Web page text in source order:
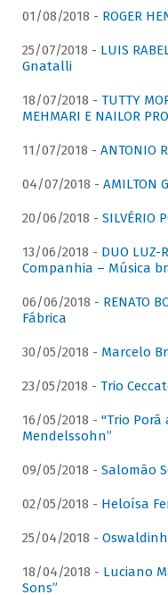
01/08/2018 - ROGER
25/07/2018 - LUIS
Gnatalli
18/07/2018 - TUTTY
MEHMARI E NAILOR
11/07/2018 - ANTONIO
04/07/2018 - AMILTON
20/06/2018 - SILVÉRIO
13/06/2018 - DUO LUZ-
Companhia – Música
06/06/2018 - RENATO
Fábrica
30/05/2018 - Marcelo
23/05/2018 - Trio
16/05/2018 - "Trio Porã
Mendelssohn”
09/05/2018 - Salomão
02/05/2018 - Heloísa
25/04/2018 -
18/04/2018 - Luciano
Sons”